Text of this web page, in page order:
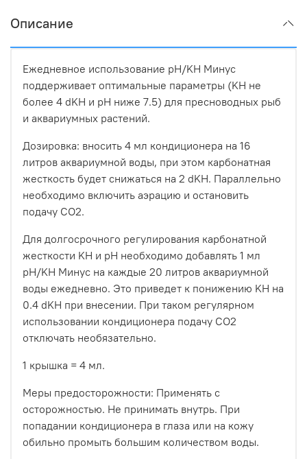
Описание
Ежедневное использование pH/KH Минус
поддерживает оптимальные параметры (KH не
более 4 dKH и pH ниже 7.5) для пресноводных рыб
и аквариумных растений.
Дозировка: вносить 4 мл кондиционера на 16
литров аквариумной воды, при этом карбонатная
жесткость будет снижаться на 2 dKH. Параллельно
необходимо включить аэрацию и остановить
подачу СО2.
Для долгосрочного регулирования карбонатной
жесткости KH и pH необходимо добавлять 1 мл
pH/KH Минус на каждые 20 литров аквариумной
воды ежедневно. Это приведет к понижению KH на
0.4 dKH при внесении. При таком регулярном
использовании кондиционера подачу СО2
отключать необязательно.
1 крышка = 4 мл.
Меры предосторожности: Применять с
осторожностью. Не принимать внутрь. При
попадании кондиционера в глаза или на кожу
обильно промыть большим количеством воды.